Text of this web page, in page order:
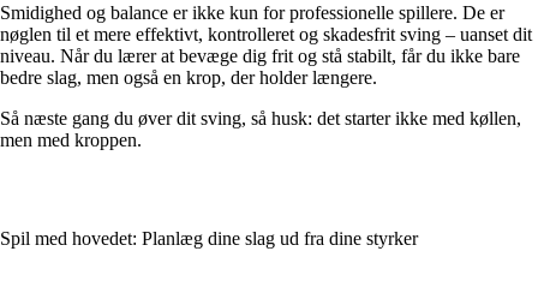
Smidighed og balance er ikke kun for professionelle spillere. De er
nøglen til et mere effektivt, kontrolleret og skadesfrit sving – uanset dit
niveau. Når du lærer at bevæge dig frit og stå stabilt, får du ikke bare
bedre slag, men også en krop, der holder længere.
Så næste gang du øver dit sving, så husk: det starter ikke med køllen,
men med kroppen.
Spil med hovedet: Planlæg dine slag ud fra dine styrker